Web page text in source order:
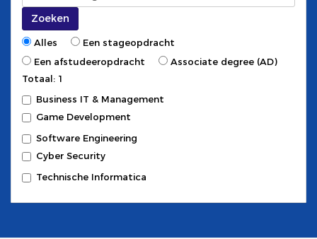
Zoeken
Alles
Een stageopdracht
Een afstudeeropdracht
Associate degree (AD)
Totaal: 1
Business IT & Management
Game Development
Software Engineering
Cyber Security
Technische Informatica